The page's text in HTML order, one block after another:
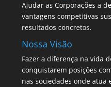
Ajudar as Corporações a
vantagens competitivas
resultados concretos.
Nossa Visão
Fazer a diferença na vida
conquistarem posições
nas sociedades onde atua